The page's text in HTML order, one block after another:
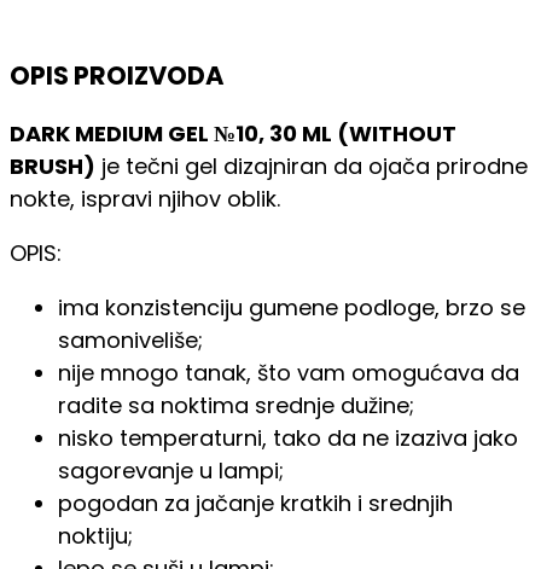
OPIS PROIZVODA
DARK MEDIUM GEL №10, 30 ML (WITHOUT
BRUSH) je tečni gel dizajniran da ojača prirodne
nokte, ispravi njihov oblik.
OPIS:
ima konzistenciju gumene podloge, brzo se
samoniveliše;
nije mnogo tanak, što vam omogućava da
radite sa noktima srednje dužine;
nisko temperaturni, tako da ne izaziva jako
sagorevanje u lampi;
pogodan za jačanje kratkih i srednjih
noktiju;